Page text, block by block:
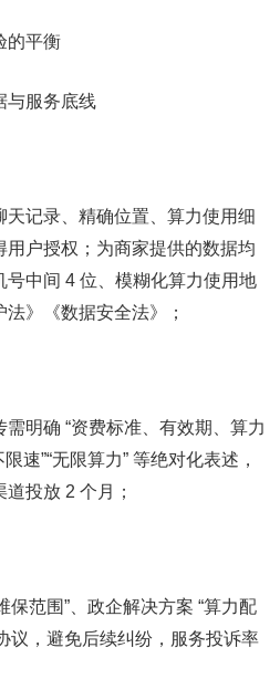
的平衡​
与服务底线​
记录、精确位置、算力使用细
户授权；为商家提供的数据均
中间 4 位、模糊化算力使用地
》《数据安全法》；​
明确 “资费标准、有效期、算力
速”“无限算力” 等绝对化表述，
投放 2 个月；​
保范围”、政企解决方案 “算力配
议，避免后续纠纷，服务投诉率